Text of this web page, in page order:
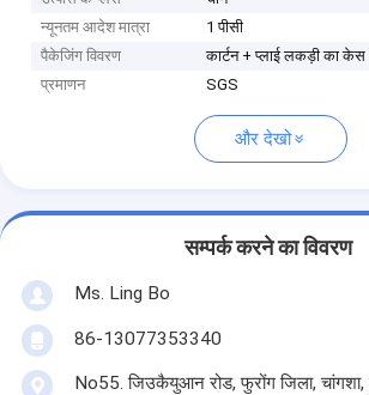
न्यूनतम आदेश मात्रा
1 पीसी
पैकेजिंग विवरण
कार्टन + प्लाई लकड़ी का केस
प्रमाणन
SGS
और देखो
सम्पर्क करने का विवरण
Ms. Ling Bo
86-13077353340
No55. जिउकैयुआन रोड, फुरोंग जिला, चांगशा,